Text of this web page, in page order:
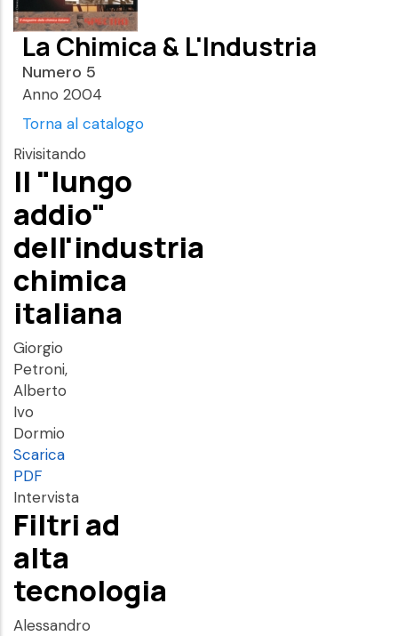
La Chimica & L'Industria
Numero 5
Anno 2004
Torna al catalogo
Rivisitando
Il "lungo
addio"
dell'industria
chimica
italiana
Giorgio
Petroni,
Alberto
Ivo
Dormio
Scarica
PDF
Intervista
Filtri ad
alta
tecnologia
Alessandro